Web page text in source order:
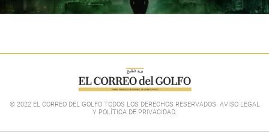
© 2022 EL CORREO DEL GOLFO TODOS LOS DERECHOS RESERVADOS. AVISO LEGAL
Y POLÍTICA DE PRIVACIDAD.